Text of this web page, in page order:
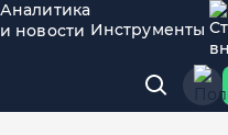
Аналитика
и новости Инструменты